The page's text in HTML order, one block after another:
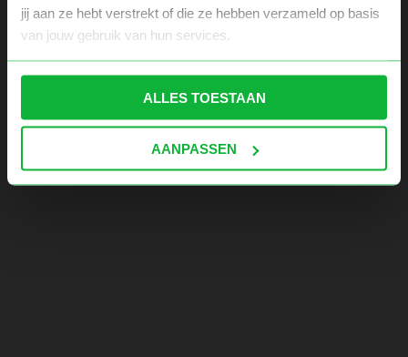
jij aan ze hebt verstrekt of die ze hebben verzameld op basis
van jouw gebruik van hun services.
ALLES TOESTAAN
AANPASSEN